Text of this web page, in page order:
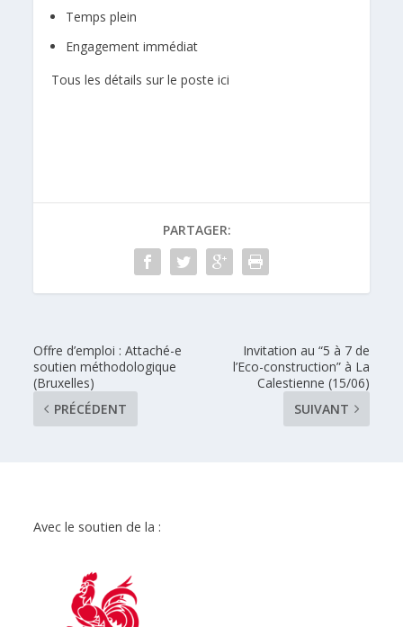
Temps plein
Engagement immédiat
Tous les détails sur le poste ici
PARTAGER:
Offre d’emploi : Attaché-e
soutien méthodologique
(Bruxelles)
PRÉCÉDENT
Invitation au “5 à 7 de
l’Eco-construction” à La
Calestienne (15/06)
SUIVANT
Avec le soutien de la :